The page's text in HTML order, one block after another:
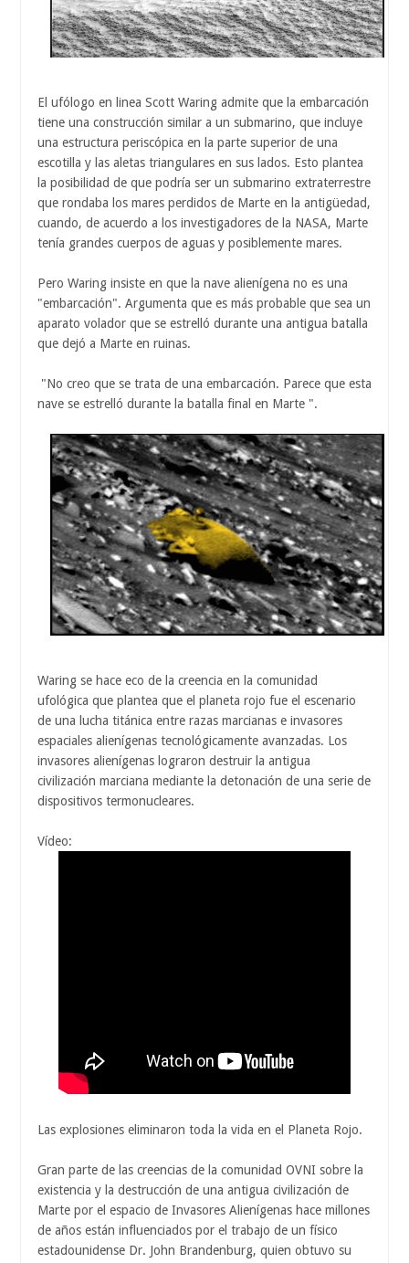
El ufólogo en linea Scott Waring admite que la embarcación
tiene una construcción similar a un submarino, que incluye
una estructura periscópica en la parte superior de una
escotilla y las aletas triangulares en sus lados. Esto plantea
la posibilidad de que podría ser un submarino extraterrestre
que rondaba los mares perdidos de Marte en la antigüedad,
cuando, de acuerdo a los investigadores de la NASA, Marte
tenía grandes cuerpos de aguas y posiblemente mares.
Pero Waring insiste en que la nave alienígena no es una
"embarcación". Argumenta que es más probable que sea un
aparato volador que se estrelló durante una antigua batalla
que dejó a Marte en ruinas.
"No creo que se trata de una embarcación. Parece que esta
nave se estrelló durante la batalla final en Marte ".
Waring se hace eco de la creencia en la comunidad
ufológica que plantea que el planeta rojo fue el escenario
de una lucha titánica entre razas marcianas e invasores
espaciales alienígenas tecnológicamente avanzadas. Los
invasores alienígenas lograron destruir la antigua
civilización marciana mediante la detonación de una serie de
dispositivos termonucleares.
Vídeo:
Las explosiones eliminaron toda la vida en el Planeta Rojo.
Gran parte de las creencias de la comunidad OVNI sobre la
existencia y la destrucción de una antigua civilización de
Marte por el espacio de Invasores Alienígenas hace millones
de años están influenciados por el trabajo de un físico
estadounidense Dr. John Brandenburg, quien obtuvo su